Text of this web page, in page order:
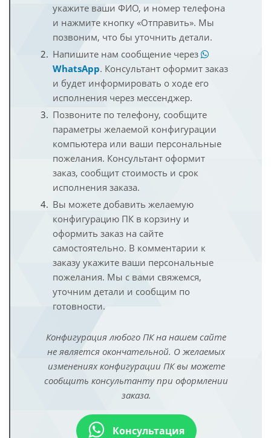
укажите ваши ФИО, и номер телефона
и нажмите кнопку «Отправить». Мы
позвоним, что бы уточнить детали.
Напишите нам сообщение через
WhatsApp. Консультант оформит заказ
и будет информировать о ходе его
исполнения через мессенджер.
Позвоните по телефону, сообщите
параметры желаемой конфигурации
компьютера или ваши персональные
пожелания. Консультант оформит
заказ, сообщит стоимость и срок
исполнения заказа.
Вы можете добавить желаемую
конфигурацию ПК в корзину и
оформить заказ на сайте
самостоятельно. В комментарии к
заказу укажите ваши персональные
пожелания. Мы с вами свяжемся,
уточним детали и сообщим по
готовности.
Конфигурация любого ПК на нашем сайте
не является окончательной. О желаемых
изменениях конфигурации ПК вы можете
сообщить консультанту при оформлении
заказа.
Консультация